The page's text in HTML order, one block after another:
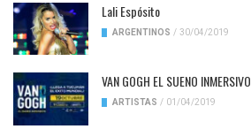
Lali Espósito
ARGENTINOS / 30/04/2019
VAN GOGH EL SUENO INMERSIVO
ARTISTAS / 01/04/2019